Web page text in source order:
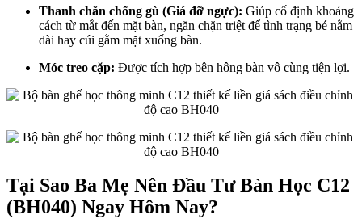
Thanh chắn chống gù (Giá đỡ ngực): Giúp cố định khoảng
cách từ mắt đến mặt bàn, ngăn chặn triệt để tình trạng bé nằm
dài hay cúi gằm mặt xuống bàn.
Móc treo cặp: Được tích hợp bên hông bàn vô cùng tiện lợi.
Tại Sao Ba Mẹ Nên Đầu Tư Bàn Học C12
(BH040) Ngay Hôm Nay?